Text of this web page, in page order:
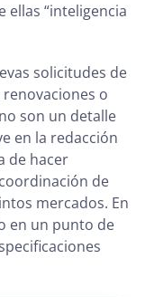
ellas “inteligencia
solicitudes de
o
son un detalle
en la redacción
de hacer
de
mercados. En
en un punto de